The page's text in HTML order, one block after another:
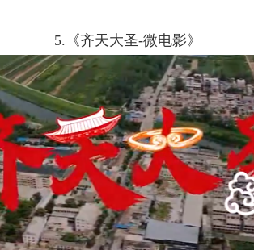
5.《齐天大圣-微电影》